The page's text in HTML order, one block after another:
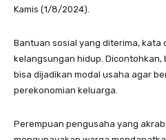
Kamis (1/8/2024).
Bantuan sosial yang diterima,
kelangsungan hidup. Dicontohkan,
bisa dijadikan modal usaha agar
perekonomian keluarga.
Perempuan pengusaha yang